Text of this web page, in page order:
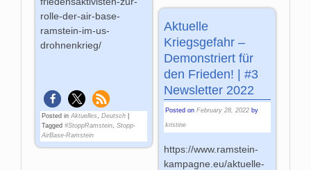
rolle-der-air-base-
ramstein-im-us-
drohnenkrieg/
Posted in Aktuelles ,Deutsch
Tagged #StoppRamstein ,Stopp-
AirBase-Ramstein
Aktuelle
Kriegsgefahr –
Demonstriert für
den Frieden! | #3
Newsletter 2022
Posted on February 28, 2022 by
kristine
https://www.ramstein-
kampagne.eu/aktuelle-